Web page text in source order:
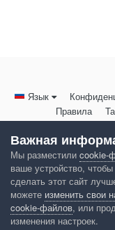
Язык
Правила
Важная
Мы разместили cookie-
ваше устройство,
сделать этот сайт
можете изменить свои
cookie-файлов, или
изменения настроек.